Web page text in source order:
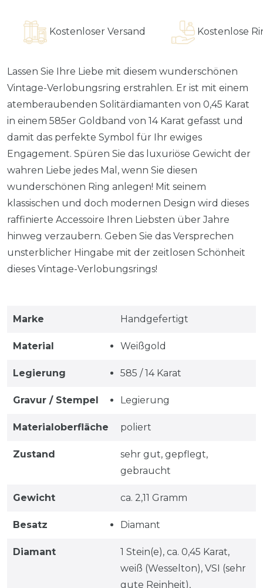
Kostenloser Versand Kostenlose
Lassen Sie Ihre Liebe mit diesem wunderschönen
Vintage-Verlobungsring erstrahlen. Er ist mit einem
atemberaubenden Solitärdiamanten von 0,45 Karat
in einem 585er Goldband von 14 Karat gefasst und
damit das perfekte Symbol für Ihr ewiges
Engagement. Spüren Sie das luxuriöse Gewicht der
wahren Liebe jedes Mal, wenn Sie diesen
wunderschönen Ring anlegen! Mit seinem
klassischen und doch modernen Design wird dieses
raffinierte Accessoire Ihren Liebsten über Jahre
hinweg verzaubern. Geben Sie das Versprechen
unsterblicher Hingabe mit der zeitlosen Schönheit
dieses Vintage-Verlobungsrings!
Marke Handgefertigt
Material Weißgold
Legierung 585 / 14 Karat
Gravur / Stempel Legierung
Materialoberfläche poliert
Zustand
sehr gut, gepflegt,
gebraucht
Gewicht ca. 2,11 Gramm
Besatz Diamant
Diamant
1 Stein(e), ca. 0,45 Karat,
weiß (Wesselton), VSI (sehr
gute Reinheit),